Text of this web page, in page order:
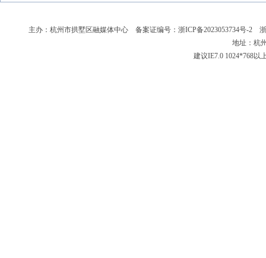
主办：杭州市拱墅区融媒体中心 备案证编号： 浙ICP备2023053734号-2 浙
地址：杭
建议IE7.0 1024*768